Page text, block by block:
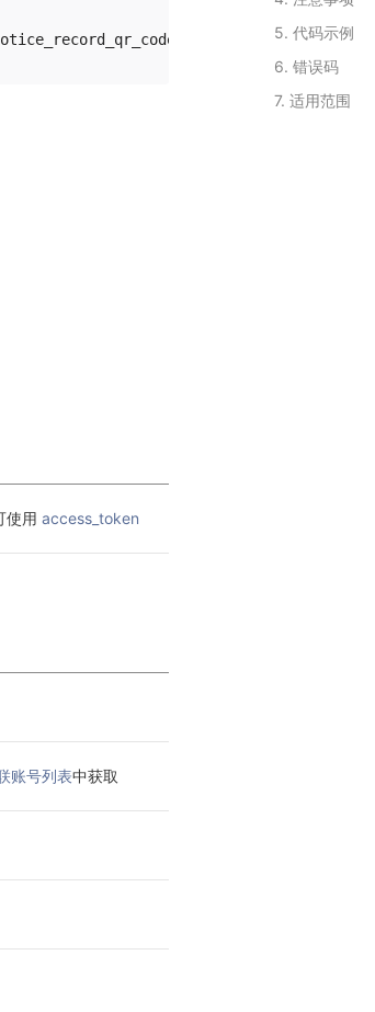
使用 access_token
账号列表中获取
5. 代码示例
6. 错误码
7. 适用范围